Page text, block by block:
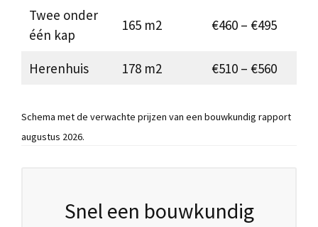
Twee onder
één kap
165 m2 €460 – €495
Herenhuis 178 m2 €510 – €560
Schema met de verwachte prijzen van een bouwkundig rapport
augustus 2026.
Snel een bouwkundig